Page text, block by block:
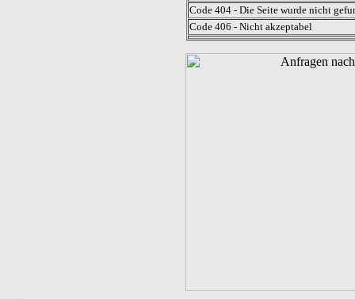
Code 404 - Die Seite wurde nicht
Code 406 - Nicht akzeptabel